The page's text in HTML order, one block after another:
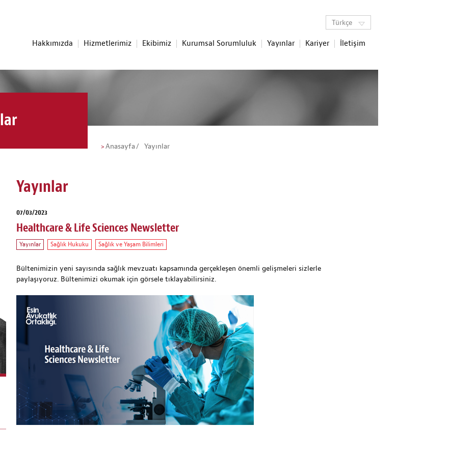
Türkçe
Hakkımızda Hizmetlerimiz Ekibimiz Kurumsal Sorumluluk Yayınlar Kariyer İletişim
Anasayfa Yayınlar
Yayınlar
07/03/2023
Healthcare & Life Sciences Newsletter
Yayınlar Sağlık Hukuku Sağlık ve Yaşam Bilimleri
Bültenimizin yeni sayısında sağlık mevzuatı kapsamında gerçekleşen önemli gelişmeleri sizlerle
paylaşıyoruz. Bültenimizi okumak için görsele tıklayabilirsiniz.